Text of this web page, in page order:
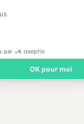
par
OK pour moi
aux
pour congé
être une
les